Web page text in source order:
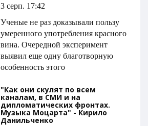
3 серп. 17:42
Ученые не раз доказывали пользу
умеренного употребления красного
вина. Очередной эксперимент
выявил еще одну благотворную
особенность этого
"Как они скулят по всем
каналам, в СМИ и на
дипломатических фронтах.
Музыка Моцарта" - Кирило
Данильченко